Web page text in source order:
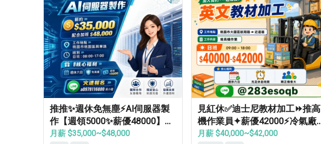
推推✨週休免無塵⚡AI伺服器製
作【週領5000✨薪優48000】免
學經歷✔免健檢✔免輪班✔
月薪 $35,000~$48,000
見紅休✅迪士尼教材加工⏩推高
機作業員✦薪優42000⚡冷氣廠
房✦轉正機會大
月薪 $40,000~$42,000